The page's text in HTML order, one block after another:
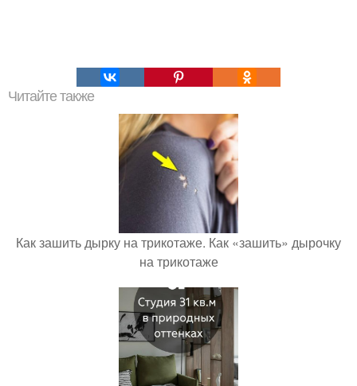
Читайте также
Как зашить дырку на трикотаже. Как «зашить» дырочку
на трикотаже